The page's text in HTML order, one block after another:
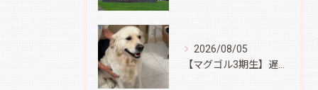
2026/08/05